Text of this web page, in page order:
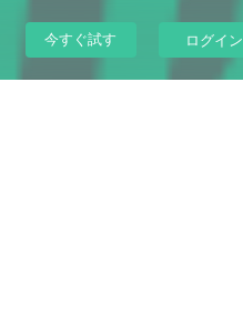
今すぐ試す ログイン